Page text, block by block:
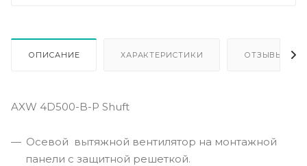
ОПИСАНИЕ ХАРАКТЕРИСТИКИ ОТЗЫВЫ
AXW 4D500-B-P Shuft
Осевой вытяжной вентилятор на монтажной
панели с защитной решеткой.